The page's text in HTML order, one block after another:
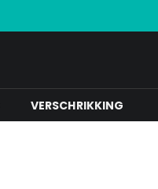
VERSCHRIKKING